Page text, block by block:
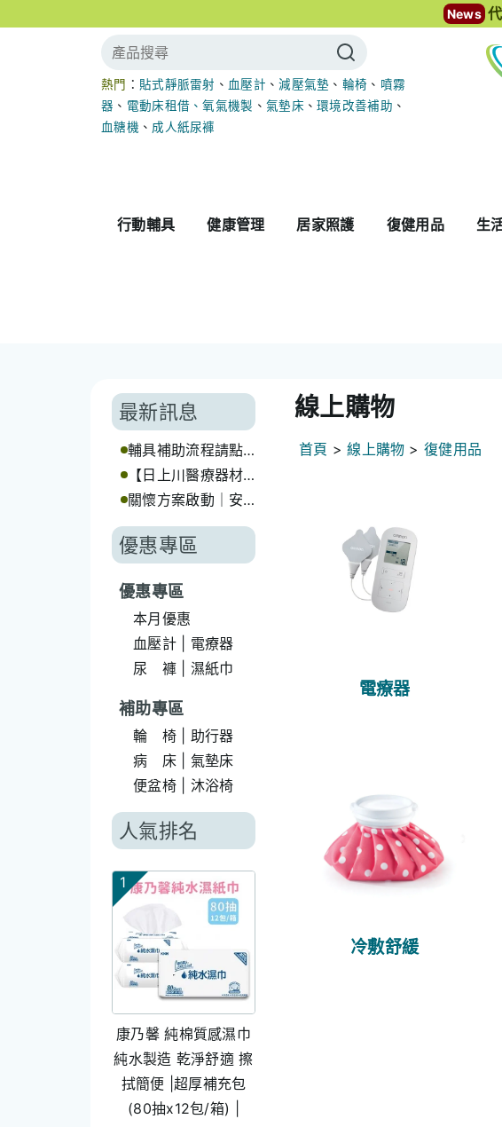
News
熱門 ： 貼式靜脈雷射 、 血壓計 、減壓氣墊 、 輪椅 、 噴霧
器 、 電動床租借 、氧氣機製 、 氣墊床 、環境改善補助 、
血糖機 、 成人紙尿褲
行動輔具 健康管理 居家照護 復健用品 生
最新訊息
輔具補助流程請點
我💡
【日上川醫療器材
｜長照輔具補助代
辦服務】
關懷方案啟動｜安
心選擇日上川🤝
優惠專區
優惠專區
本月優惠
血壓計 | 電療器
尿 褲 | 濕紙巾
補助專區
輪 椅 | 助行器
病 床 | 氣墊床
便盆椅 | 沐浴椅
人氣排名
1
康乃馨 純棉質感濕巾
純水製造 乾淨舒適 擦
拭簡便 |超厚補充包
(80抽x12包/箱) |
線上購物
首頁 >線上購物 >復健用品
電療器
冷敷舒緩